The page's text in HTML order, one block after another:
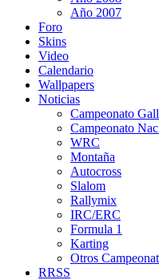
Año 2007
Foro
Skins
Video
Calendario
Wallpapers
Noticias
Campeonato
Campeonato
WRC
Montaña
Autocross
Slalom
Rallymix
IRC/ERC
Formula 1
Karting
Otros
RRSS